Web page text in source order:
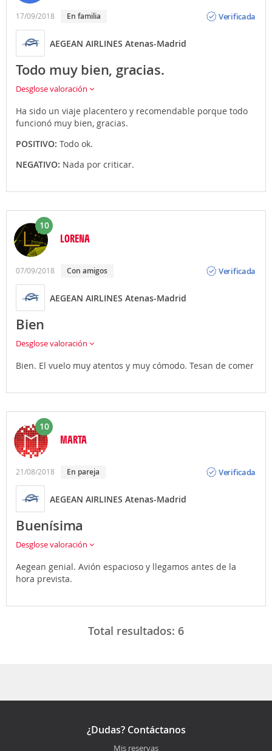
17/09/2018 en familia
Verificada
AEGEAN AIRLINES Atenas-Madrid
Todo muy bien, gracias.
Desglose valoración
Ha sido un viaje placentero y recomendable porque todo
funcionó muy bien, gracias.
POSITIVO: Todo ok.
NEGATIVO: Nada por criticar.
10
LORENA
07/09/2018 con amigos
Verificada
AEGEAN AIRLINES Atenas-Madrid
Bien
Desglose valoración
Bien. El vuelo muy atentos y muy cómodo. Tesan de comer
10
MARTA
21/08/2018 en pareja
Verificada
AEGEAN AIRLINES Atenas-Madrid
Buenísima
Desglose valoración
Aegean genial. Avión espacioso y llegamos antes de la
hora prevista.
Total resultados: 6
¿Dudas? Contáctanos
Mis reservas